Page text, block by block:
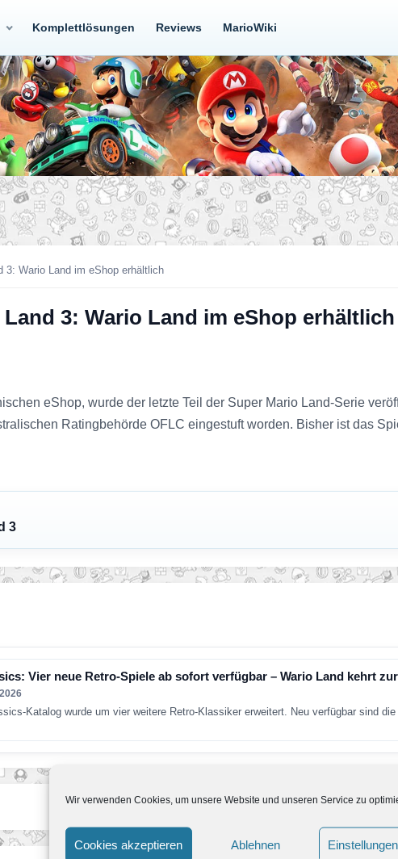
Wir verwenden Cookies, um unsere Website und unseren Service zu
Cookies akzeptieren Ablehnen
Komplettlösungen Reviews MarioWiki
3: Wario Land im eShop erhältlich
3: Wario Land im eShop erhältlich
eShop, wurde der letzte Teil der Super Mario Land-Serie
Ratingbehörde OFLC eingestuft worden. Bisher ist das
3
Vier neue Retro-Spiele ab sofort verfügbar – Wario Land kehrt
Katalog wurde um vier weitere Retro-Klassiker erweitert. Neu verfügbar sind